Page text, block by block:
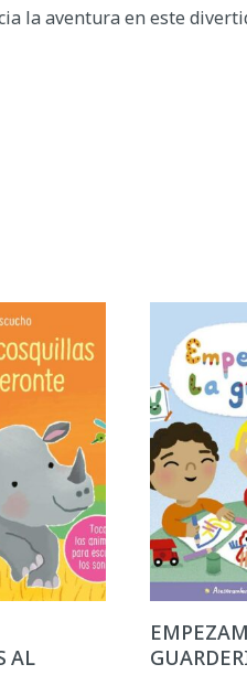
la aventura en este
AL